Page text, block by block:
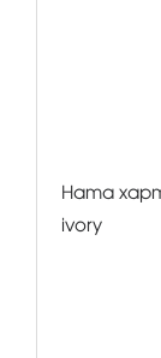
Hama
ivory